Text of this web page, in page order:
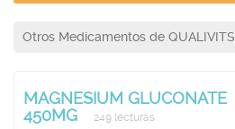
Otros Medicamentos de QUALIVITS
MAGNESIUM GLUCONATE
450MG
249 lecturas